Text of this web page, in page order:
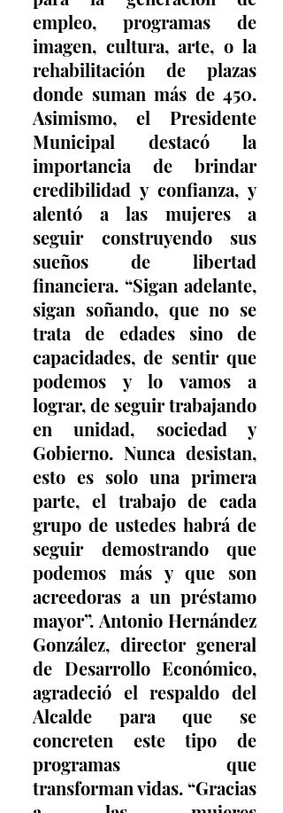
empleo, programas de
imagen, cultura, arte, o la
rehabilitación de plazas
donde suman más de 450.
Asimismo, el Presidente
Municipal destacó la
importancia de brindar
credibilidad y confianza, y
alentó a las mujeres a
seguir construyendo sus
sueños de libertad
financiera. “Sigan adelante,
sigan soñando, que no se
trata de edades sino de
capacidades, de sentir que
podemos y lo vamos a
lograr, de seguir trabajando
en unidad, sociedad y
Gobierno. Nunca desistan,
esto es solo una primera
parte, el trabajo de cada
grupo de ustedes habrá de
seguir demostrando que
podemos más y que son
acreedoras a un préstamo
mayor”. Antonio Hernández
González, director general
de Desarrollo Económico,
agradeció el respaldo del
Alcalde para que se
concreten este tipo de
programas que
transforman vidas. “Gracias